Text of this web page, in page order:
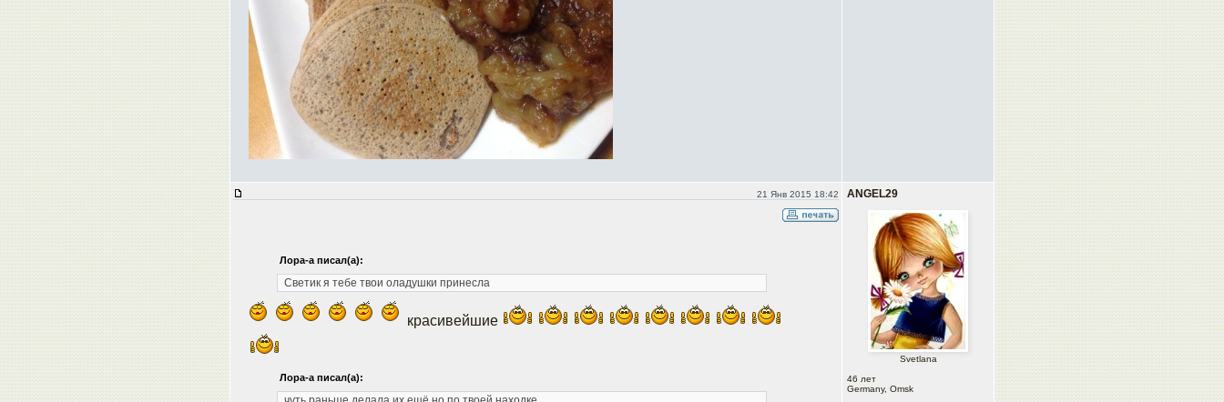
21 Янв 2015 18:42 ANGEL29
Svetlana
46 лет
Germany, Omsk
Лора-а писал(а):
Светик я тебе твои оладушки принесла
красивейшие
Лора-а писал(а):